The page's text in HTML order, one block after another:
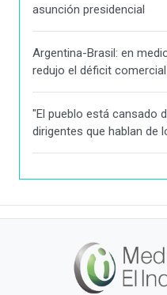
asunción presidencial
Argentina-Brasil: en
redujo el déficit comercial
"El pueblo está cansado
dirigentes que hablan de